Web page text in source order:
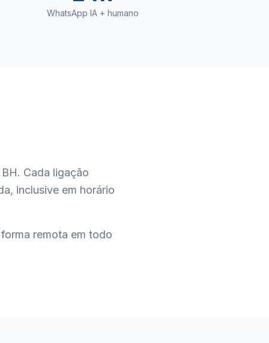
WhatsApp IA + humano
Cada ligação
inclusive em horário
remota em todo